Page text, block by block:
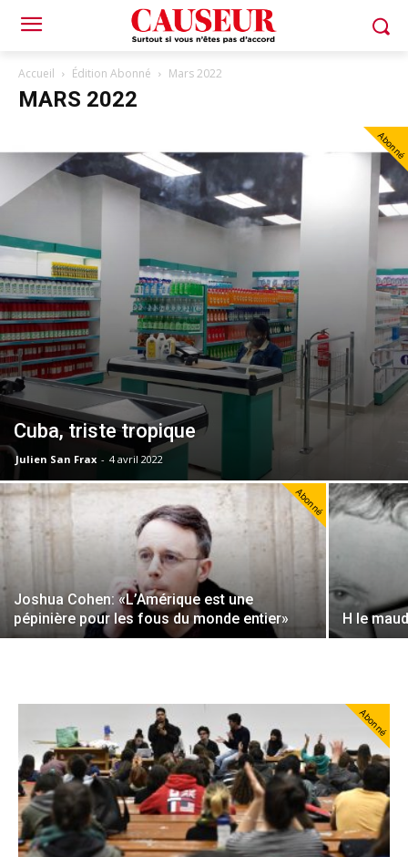
Accueil Édition Abonné Mars 2022
MARS 2022
Abonné
Cuba, triste tropique
Julien San Frax - 4 avril 2022
Abonné
Joshua Cohen: «L’Amérique est une
pépinière pour les fous du monde entier»
H le
Abonné